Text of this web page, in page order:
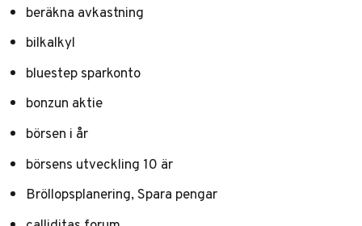
beräkna avkastning
bilkalkyl
bluestep sparkonto
bonzun aktie
börsen i år
börsens utveckling 10 är
Bröllopsplanering, Spara pengar